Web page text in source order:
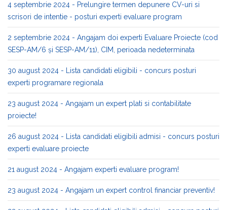
4 septembrie 2024 - Prelungire termen depunere CV-uri si
scrisori de intentie - posturi experti evaluare program
2 septembrie 2024 - Angajam doi experti Evaluare Proiecte (cod
SESP-AM/6 și SESP-AM/11), CIM, perioada nedeterminata
30 august 2024 - Lista candidati eligibili - concurs posturi
experti programare regionala
23 august 2024 - Angajam un expert plati si contabilitate
proiecte!
26 august 2024 - Lista candidati eligibili admisi - concurs posturi
experti evaluare proiecte
21 august 2024 - Angajam experti evaluare program!
23 august 2024 - Angajam un expert control financiar preventiv!